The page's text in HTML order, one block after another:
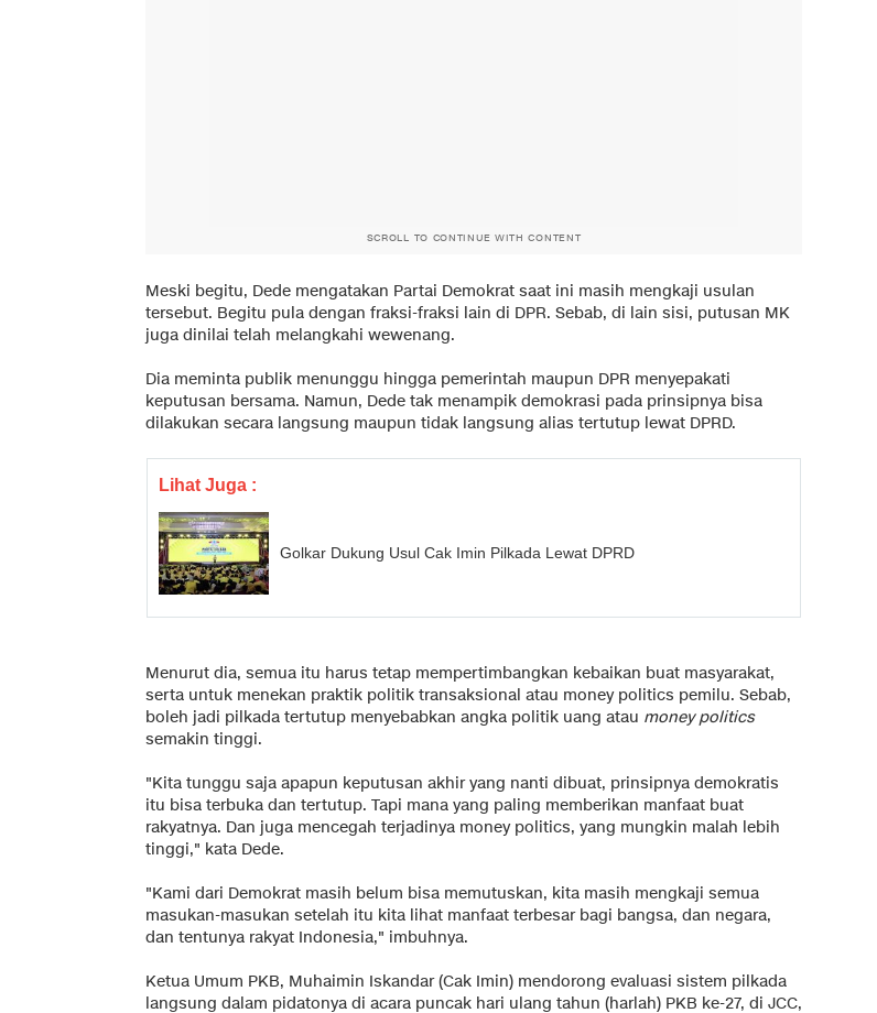
SCROLL TO CONTINUE WITH CONTENT
Meski begitu, Dede mengatakan Partai Demokrat saat ini masih mengkaji usulan
tersebut. Begitu pula dengan fraksi-fraksi lain di DPR. Sebab, di lain sisi, putusan MK
juga dinilai telah melangkahi wewenang.
Dia meminta publik menunggu hingga pemerintah maupun DPR menyepakati
keputusan bersama. Namun, Dede tak menampik demokrasi pada prinsipnya bisa
dilakukan secara langsung maupun tidak langsung alias tertutup lewat DPRD.
Lihat Juga :
Golkar Dukung Usul Cak Imin Pilkada Lewat DPRD
Menurut dia, semua itu harus tetap mempertimbangkan kebaikan buat masyarakat,
serta untuk menekan praktik politik transaksional atau money politics pemilu. Sebab,
boleh jadi pilkada tertutup menyebabkan angka politik uang atau money politics
semakin tinggi.
"Kita tunggu saja apapun keputusan akhir yang nanti dibuat, prinsipnya demokratis
itu bisa terbuka dan tertutup. Tapi mana yang paling memberikan manfaat buat
rakyatnya. Dan juga mencegah terjadinya money politics, yang mungkin malah lebih
tinggi," kata Dede.
"Kami dari Demokrat masih belum bisa memutuskan, kita masih mengkaji semua
masukan-masukan setelah itu kita lihat manfaat terbesar bagi bangsa, dan negara,
dan tentunya rakyat Indonesia," imbuhnya.
Ketua Umum PKB, Muhaimin Iskandar (Cak Imin) mendorong evaluasi sistem pilkada
langsung dalam pidatonya di acara puncak hari ulang tahun (harlah) PKB ke-27, di JCC,